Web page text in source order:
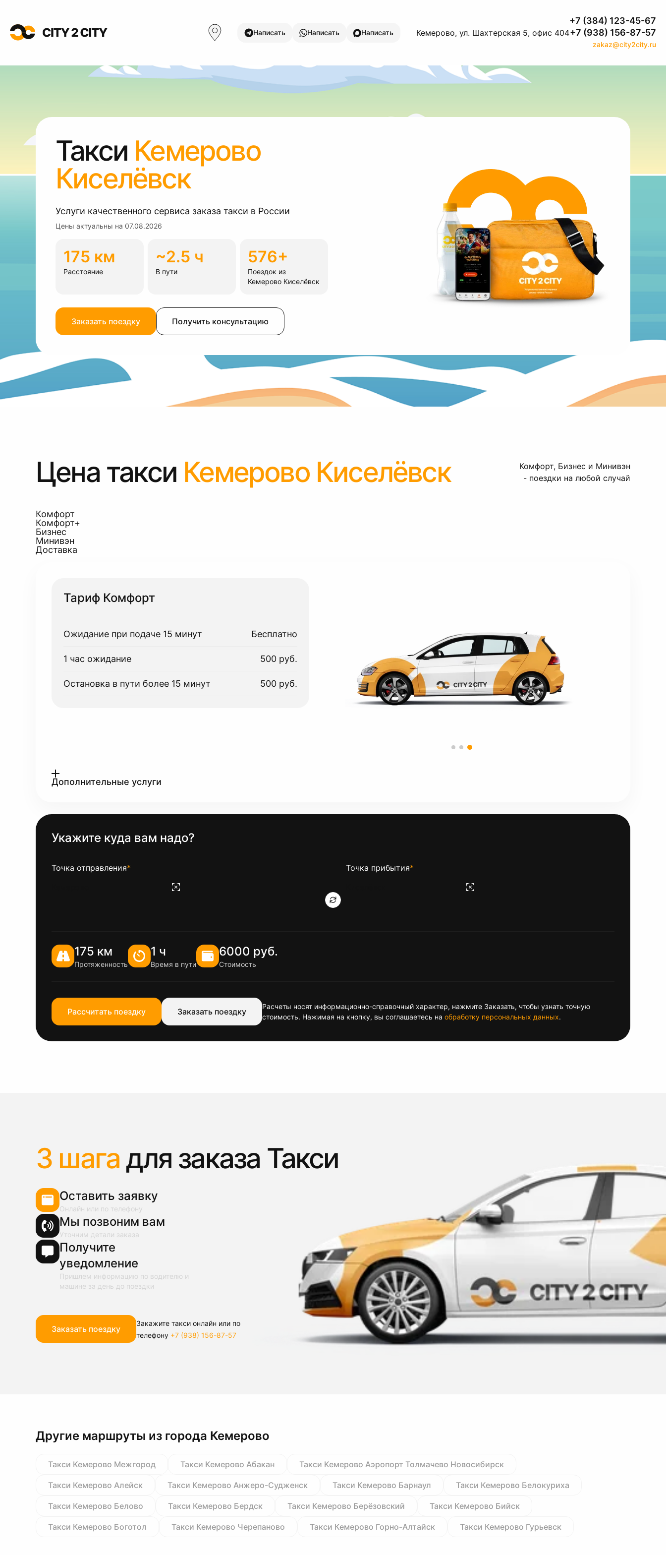
Написать Написать Написать Кемерово, ул. Шахтерская 5, офис 404
+7 (384) 123-45-67
+7 (938) 156-87-57
zakaz@city2city.ru
Такси Кемерово
Киселёвск
Услуги качественного сервиса заказа такси в России
Цены актуальны на 07.08.2026
175 км
Расстояние
~2.5 ч
В пути
576+
Поездок из
Кемерово Киселёвск
Заказать поездку Получить консультацию
Цена такси Кемерово Киселёвск
Комфорт, Бизнес и Минивэн
- поездки на любой случай
Комфорт
Комфорт+
Бизнес
Минивэн
Доставка
Тариф Комфорт
Ожидание при подаче 15 минут Бесплатно
1 час ожидание 500 руб.
Остановка в пути более 15 минут 500 руб.
Дополнительные услуги
Укажите куда вам надо?
Точка отправления* Точка прибытия*
175 км
Протяженность
1 ч
Время в пути
6000 руб.
Стоимость
Рассчитать поездку Заказать поездку
Расчеты носят информационно-справочный характер, нажмите Заказать, чтобы узнать точную
стоимость. Нажимая на кнопку, вы соглашаетесь на обработку персональных данных.
3 шага для заказа Такси
Оставить заявку
Онлайн или по телефону
Мы позвоним вам
Уточним детали заказа
Получите
уведомление
Пришлем информацию по водителю и
машине за день до поездки
Заказать поездку
Закажите такси онлайн или по
телефону +7 (938) 156-87-57
Другие маршруты из города Кемерово
Такси Кемерово Межгород Такси Кемерово Абакан Такси Кемерово Аэропорт Толмачево Новосибирск
Такси Кемерово Алейск Такси Кемерово Анжеро-Судженск Такси Кемерово Барнаул Такси Кемерово Белокуриха
Такси Кемерово Белово Такси Кемерово Бердск Такси Кемерово Берёзовский Такси Кемерово Бийск
Такси Кемерово Боготол Такси Кемерово Черепаново Такси Кемерово Горно-Алтайск Такси Кемерово Гурьевск